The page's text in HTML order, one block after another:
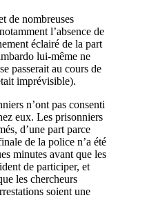
de nombreuses
l’absence de
éclairé de la part
lui-même ne
passerait au cours de
imprévisible).
n’ont pas consenti
eux. Les prisonniers
d’une part parce
de la police n’a été
minutes avant que les
de participer, et
les chercheurs
soient une